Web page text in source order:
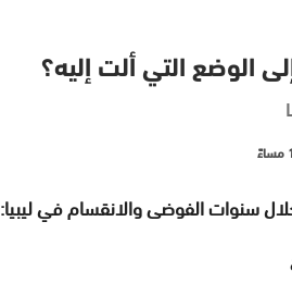
الوضع التي ألت إليه؟
سنوات الفوضى والانقسام في ليبيا: